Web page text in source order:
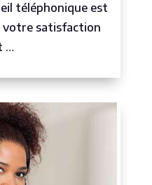
téléphonique est
votre satisfaction
…